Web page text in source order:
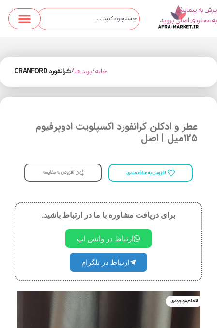
پرش به پیمایش
به محتوای اصلی بروید
خانه برند ها کرانفورد CRANFORD
عطر و ادکلن کرانفورد اکسپلویت ادوپرفیوم
125میل | اصل
افزودن به علاقه مندی افزودن به مقایسه
برای دریافت مشاوره با ما در ارتباط باشید.
ارتباط در واتس اپ
ارتباط در تلگرام
اتمام موجودی